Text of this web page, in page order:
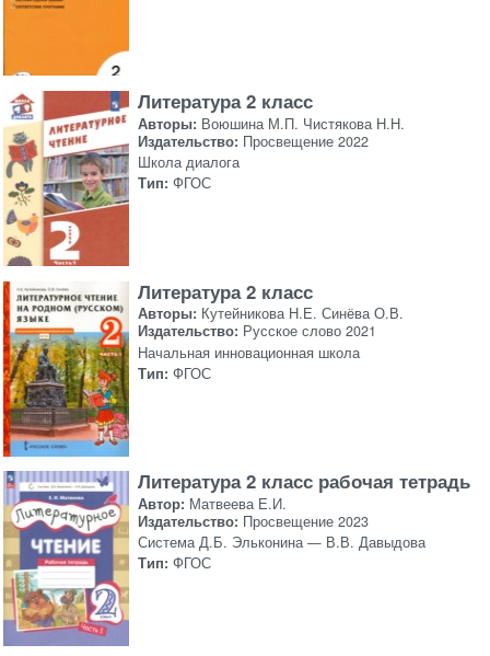
Литература 2 класс
Авторы: Воюшина М.П. Чистякова Н.Н.
Издательство: Просвещение 2022
Школа диалога
Тип: ФГОС
Литература 2 класс
Авторы: Кутейникова Н.Е. Синёва О.В.
Издательство: Русское слово 2021
Начальная инновационная школа
Тип: ФГОС
Литература 2 класс рабочая тетрадь
Автор: Матвеева Е.И.
Издательство: Просвещение 2023
Система Д.Б. Эльконина — В.В. Давыдова
Тип: ФГОС